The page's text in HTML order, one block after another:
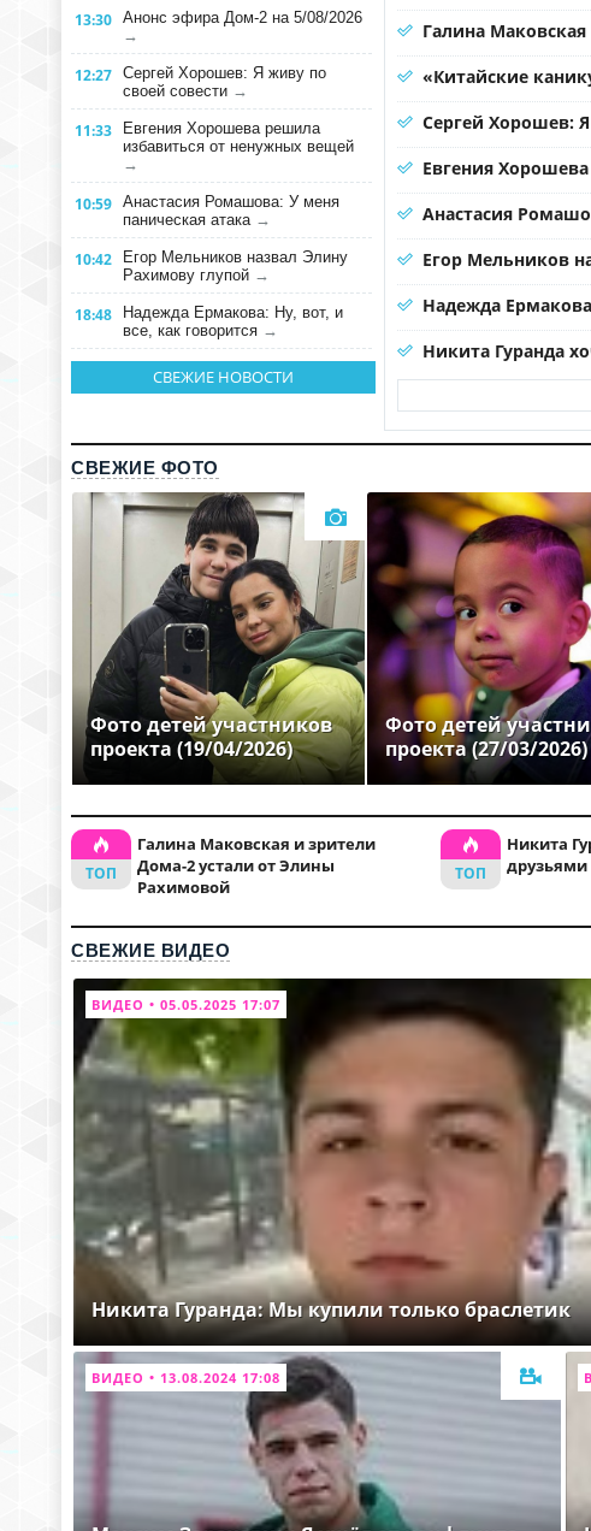
13:30 Анонс эфира Дом-2 на 5/08/2026
→
12:27 Сергей Хорошев: Я живу по
своей совести →
11:33
Евгения Хорошева решила
избавиться от ненужных вещей
→
10:59 Анастасия Ромашова: У меня
паническая атака →
10:42
Егор Мельников назвал Элину
Рахимову глупой →
18:48
Надежда Ермакова: Ну, вот, и
все, как говорится →
СВЕЖИЕ НОВОСТИ
Галина
«Китайские
Сергей Хорошев:
Евгения
Анастасия
Егор Мельников
Надежда
Никита Гуранда
СВЕЖИЕ ФОТО
Фото детей участников
проекта (19/04/2026)
Фото детей
проекта (27/03/2026)
Галина Маковская и зрители
Дома-2 устали от Элины
Рахимовой
Никита
друзьями
СВЕЖИЕ ВИДЕО
ВИДЕО • 05.05.2025 17:07
Никита Гуранда: Мы купили только браслетик
ВИДЕО • 13.08.2024 17:08